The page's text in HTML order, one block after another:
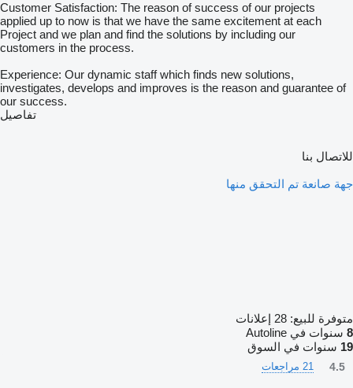
Customer Satisfaction: The reason of success of our projects
applied up to now is that we have the same excitement at each
Project and we plan and find the solutions by including our
customers in the process.
Experience: Our dynamic staff which finds new solutions,
investigates, develops and improves is the reason and guarantee of
our success.
تفاصيل
للاتصال بنا
جهة صانعة تم التحقق منها
متوفرة للبيع: 28 إعلانات
8 سنوات في Autoline
19 سنوات في السوق
4.5 21 مراجعات